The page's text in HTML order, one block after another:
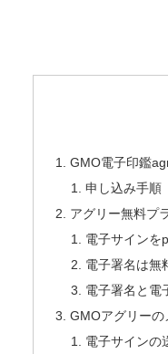
GMO電子印鑑
申し込み手順
アグリー無料プ
電子サインを
電子署名は無
電子署名と電
GMOアグリーの
電子サインの